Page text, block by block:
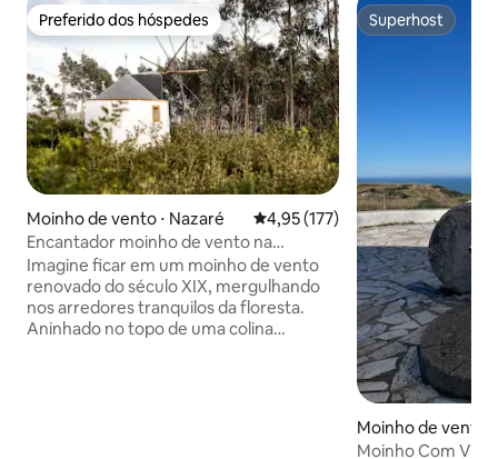
Preferido dos hóspedes
Preferido dos hóspedes
Moinho de vento ⋅ Nazaré 4,95 de uma avaliação média de
4,95 (177)
Encantador moinho de vento na
floresta, a 10 minutos da praia
Imagine ficar em um moinho de vento
renovado do século XIX, mergulhando
nos arredores tranquilos da floresta.
Aninhado no topo de uma colina
Superhost
Superhost
Moinho de vento
ouro
Moinho Com